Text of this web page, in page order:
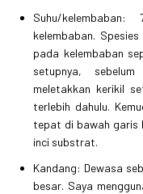
Suhu/
kelembaban.
pada kelembaban
setupnya,
meletakkan kerikil
terlebih dahulu.
tepat di bawah garis
inci substrat.
Kandang: Dewasa
besar. Saya